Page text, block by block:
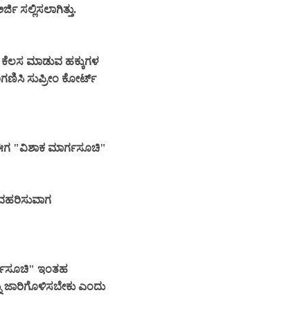
ಸಲ್ಲಿಸಲಾಗಿತ್ತು.
ಮಾಡುವ ಹಕ್ಕುಗಳ
ಸುಪ್ರೀಂ ಕೋರ್ಟ್
ಈಗ "ವಿಶಾಕ ಮಾರ್ಗಸೂಚಿ"
ಇಂತಹ
ಎಂದು